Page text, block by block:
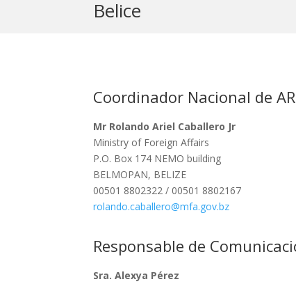
Belice
Coordinador Nacional de
Mr Rolando Ariel Caballero Jr
Ministry of Foreign Affairs
P.O. Box 174 NEMO building
BELMOPAN, BELIZE
00501 8802322 / 00501 8802167
rolando.caballero@mfa.gov.bz
Responsable de
Sra. Alexya Pérez